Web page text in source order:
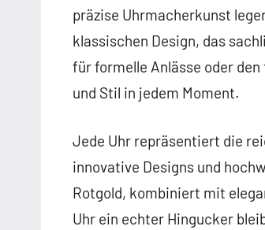
präzise Uhrmacherkunst
klassischen Design, das
für formelle Anlässe oder
und Stil in jedem Moment.
Jede Uhr repräsentiert die
innovative Designs und
Rotgold, kombiniert mit
Uhr ein echter Hingucker